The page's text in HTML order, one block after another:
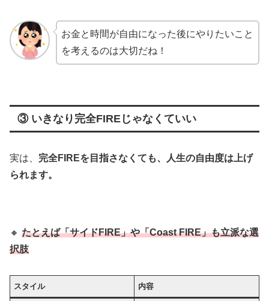
お金と時間が自由になった後にやりたいこと
を考えるのは大切だね！
③ いきなり完全FIREじゃなくていい
実は、 完全FIREを目指さなくても、人生の自由度は上げ
られます。
🔸 たとえば「サイドFIRE」や「Coast FIRE」も立派な選
択肢
スタイル 内容